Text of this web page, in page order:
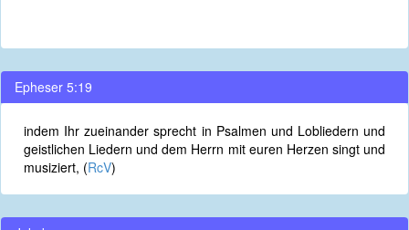
Epheser 5:19
indem Ihr zueinander sprecht in Psalmen und Lobliedern und
geistlichen Liedern und dem Herrn mit euren Herzen singt und
musiziert, (RcV)